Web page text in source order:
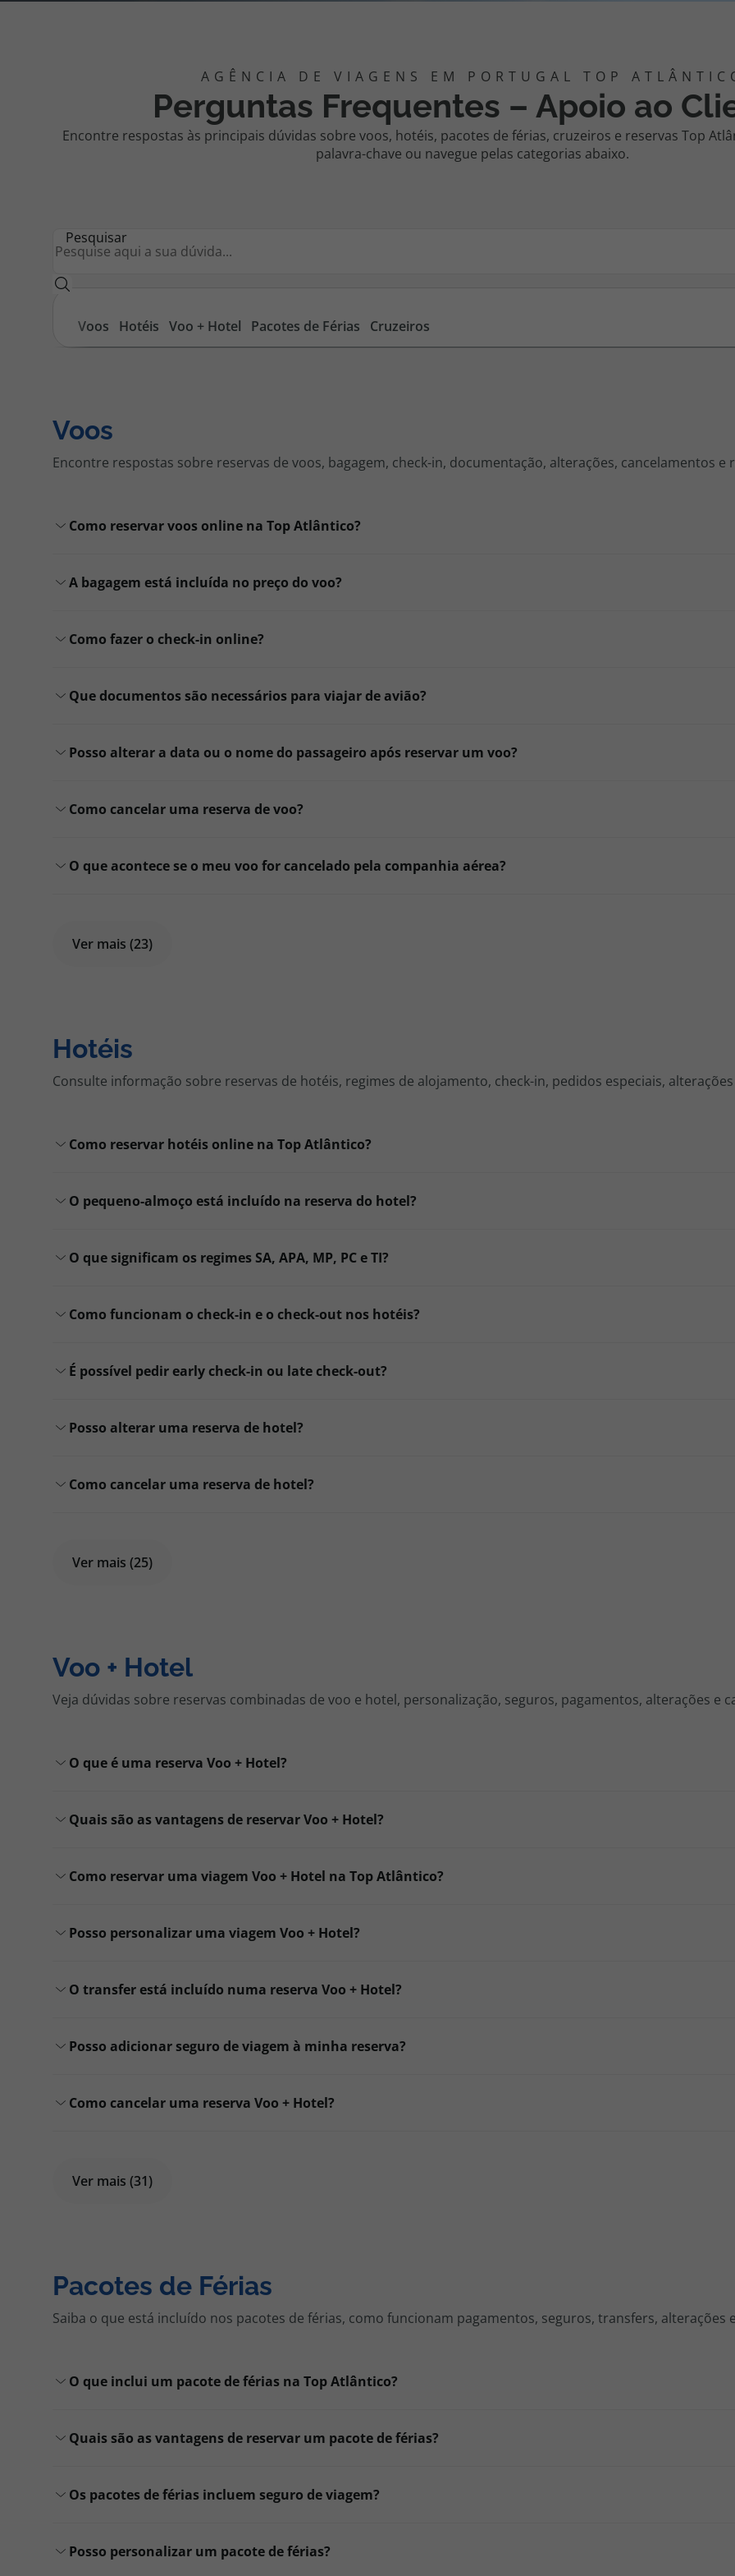
Disneyland ® Paris Blog TopViagens
Perguntas Frequentes – Apoio ao
Encontre respostas às principais dúvidas sobre voos, hotéis, pacotes de férias, cruzeiros e reservas Top
palavra-chave ou navegue pelas categorias abaixo.
Pesquisar
Voos Hotéis Voo + Hotel Pacotes de Férias Cruzeiros
Voos
Encontre respostas sobre reservas de voos, bagagem, check-in, documentação, alterações, cancelamentos e
Como reservar voos online na Top Atlântico?
A bagagem está incluída no preço do voo?
Como fazer o check-in online?
Que documentos são necessários para viajar de avião?
Posso alterar a data ou o nome do passageiro após reservar um voo?
Como cancelar uma reserva de voo?
O que acontece se o meu voo for cancelado pela companhia aérea?
Ver mais (23)
Hotéis
Consulte informação sobre reservas de hotéis, regimes de alojamento, check-in, pedidos especiais,
Como reservar hotéis online na Top Atlântico?
O pequeno-almoço está incluído na reserva do hotel?
O que significam os regimes SA, APA, MP, PC e TI?
Como funcionam o check-in e o check-out nos hotéis?
É possível pedir early check-in ou late check-out?
Posso alterar uma reserva de hotel?
Como cancelar uma reserva de hotel?
Ver mais (25)
Voo + Hotel
Veja dúvidas sobre reservas combinadas de voo e hotel, personalização, seguros, pagamentos, alterações e
O que é uma reserva Voo + Hotel?
Quais são as vantagens de reservar Voo + Hotel?
Como reservar uma viagem Voo + Hotel na Top Atlântico?
Posso personalizar uma viagem Voo + Hotel?
O transfer está incluído numa reserva Voo + Hotel?
Posso adicionar seguro de viagem à minha reserva?
Como cancelar uma reserva Voo + Hotel?
Ver mais (31)
Pacotes de Férias
Saiba o que está incluído nos pacotes de férias, como funcionam pagamentos, seguros, transfers, alterações
O que inclui um pacote de férias na Top Atlântico?
Quais são as vantagens de reservar um pacote de férias?
Os pacotes de férias incluem seguro de viagem?
Posso personalizar um pacote de férias?